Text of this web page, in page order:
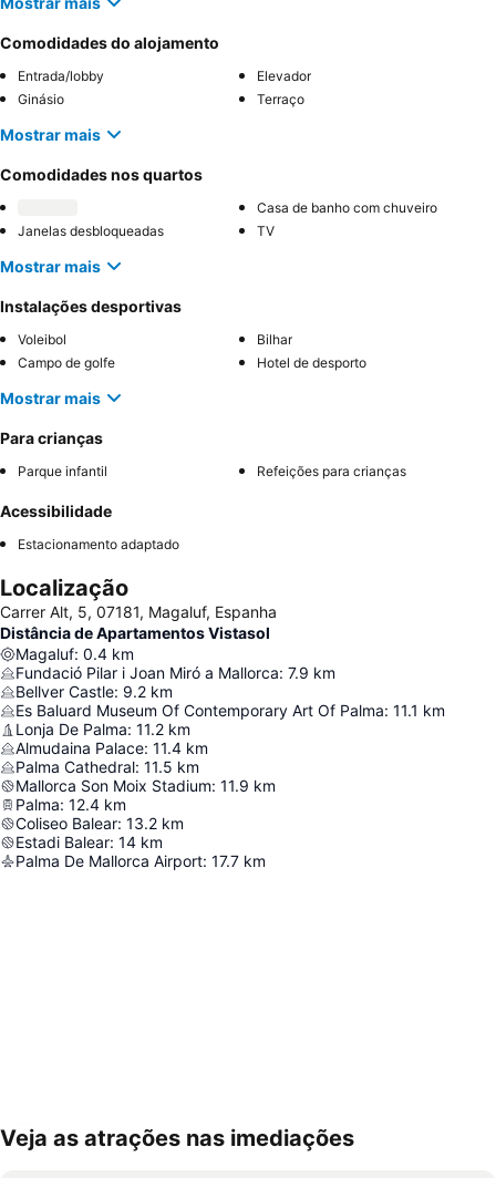
Comodidades do alojamento
Entrada/lobby
Elevador
Ginásio
Terraço
Mostrar mais
Comodidades nos quartos
Casa de banho com chuveiro
Janelas desbloqueadas
TV
Mostrar mais
Instalações desportivas
Voleibol
Bilhar
Campo de golfe
Hotel de desporto
Mostrar mais
Para crianças
Parque infantil Refeições para crianças
Acessibilidade
Estacionamento adaptado
Localização
Carrer Alt, 5, 07181, Magaluf, Espanha
Distância de Apartamentos Vistasol
Magaluf: 0.4 km
Fundació Pilar i Joan Miró a Mallorca: 7.9 km
Bellver Castle: 9.2 km
Es Baluard Museum Of Contemporary Art Of Palma: 11.1 km
Lonja De Palma: 11.2 km
Almudaina Palace: 11.4 km
Palma Cathedral: 11.5 km
Mallorca Son Moix Stadium: 11.9 km
Palma: 12.4 km
Coliseo Balear: 13.2 km
Estadi Balear: 14 km
Palma De Mallorca Airport: 17.7 km
Ampliar mapa
Veja as atrações nas imediações